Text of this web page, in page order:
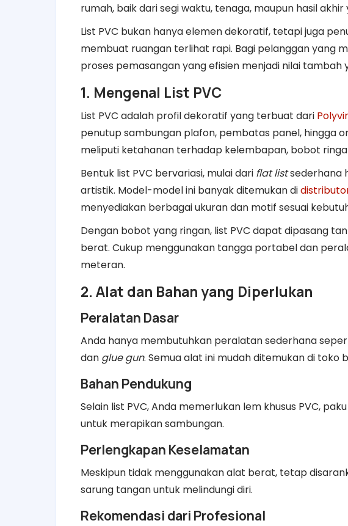
rumah, baik dari segi waktu, tenaga, maupun hasil akhir
List PVC bukan hanya elemen dekoratif, tetapi juga
membuat ruangan terlihat rapi. Bagi pelanggan yang
proses pemasangan yang efisien menjadi nilai tambah
1. Mengenal List PVC
List PVC adalah profil dekoratif yang terbuat dari
penutup sambungan plafon, pembatas panel, hingga
meliputi ketahanan terhadap kelembapan, bobot
Bentuk list PVC bervariasi, mulai dari flat listsederhana
artistik. Model-model ini banyak ditemukan di
menyediakan berbagai ukuran dan motif sesuai
Dengan bobot yang ringan, list PVC dapat dipasang
berat. Cukup menggunakan tangga portabel dan
meteran.
2. Alat dan Bahan yang Diperlukan
Peralatan Dasar
Anda hanya membutuhkan peralatan sederhana
dan glue gun. Semua alat ini mudah ditemukan di toko
Bahan Pendukung
Selain list PVC, Anda memerlukan lem khusus PVC,
untuk merapikan sambungan.
Perlengkapan Keselamatan
Meskipun tidak menggunakan alat berat, tetap
sarung tangan untuk melindungi diri.
Rekomendasi dari Profesional